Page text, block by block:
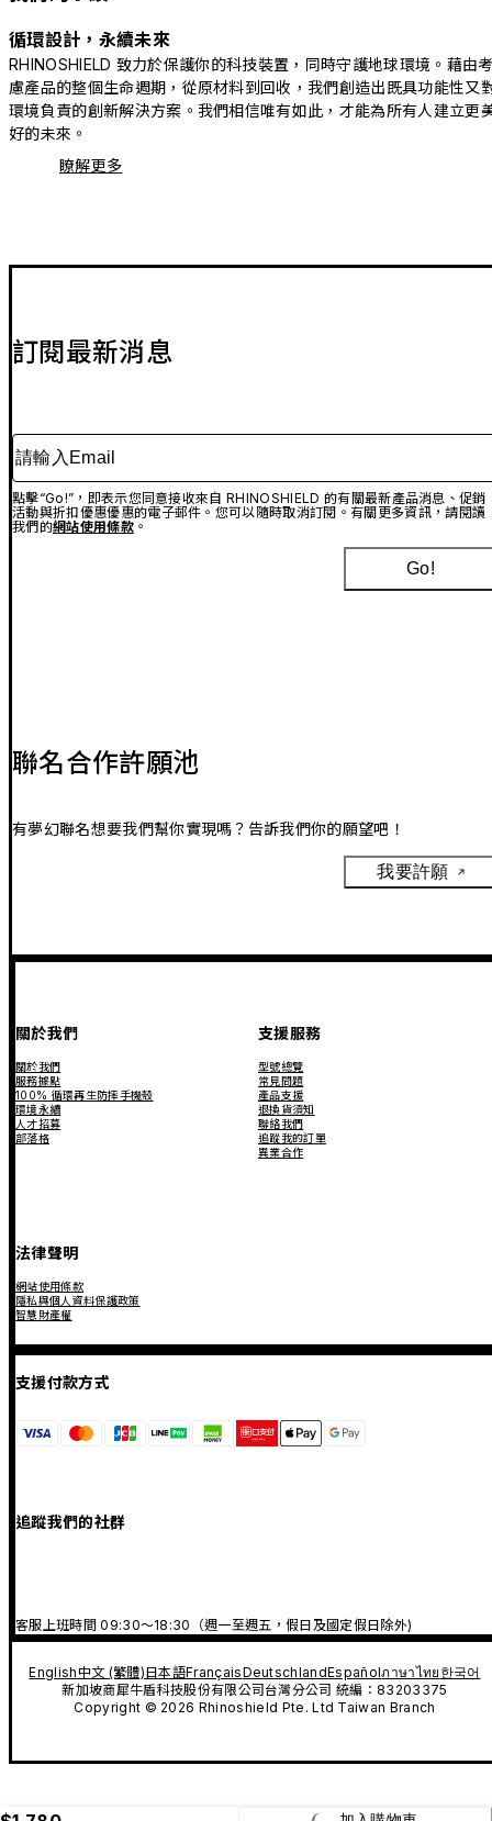
循環設計，永續未來
RHINOSHIELD 致力於保護你的科技裝置，同時守護地球環境。藉由
慮產品的整個生命週期，從原材料到回收，我們創造出既具功能性又
環境負責的創新解決方案。我們相信唯有如此，才能為所有人建立更
好的未來。
瞭解更多
訂閱最新消息
請輸入Email
點擊“Go!”，即表示您同意接收來自 RHINOSHIELD 的有關最新產品消息、促銷
活動與折扣優惠優惠的電子郵件。您可以隨時取消訂閱。有關更多資訊，請閱讀
我們的網站使用條款。
Go!
聯名合作許願池
有夢幻聯名想要我們幫你實現嗎？告訴我們你的願望吧！
我要許願
關於我們
關於我們
服務據點
100% 循環再生防摔手機殼
環境永續
人才招募
部落格
支援服務
型號總覽
常見問題
產品支援
退換貨須知
聯絡我們
追蹤我的訂單
異業合作
法律聲明
網站使用條款
隱私與個人資料保護政策
智慧財產權
支援付款方式
追蹤我們的社群
客服上班時間 09:30～18:30（週一至週五，假日及國定假日除外)
English中文 (繁體)日本語FrançaisDeutschlandEspañolภาษาไทย 한국어
新加坡商犀牛盾科技股份有限公司台灣分公司 統編：83203375
Copyright © 2026 Rhinoshield Pte. Ltd Taiwan Branch